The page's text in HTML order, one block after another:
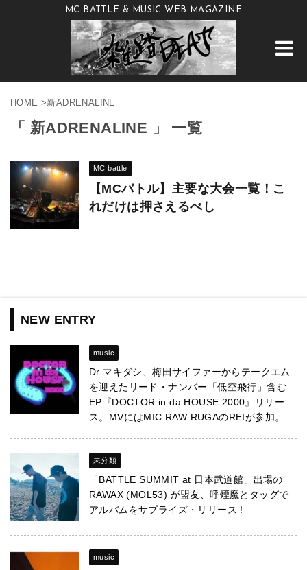
MC BATTLE & MUSIC WEB MAGAZINE
HOME >新ADRENALINE
「 新ADRENALINE 」 一覧
MC battle
【MCバトル】主要な大会一覧！こ
れだけは押さえるべし
NEW ENTRY
music
Dr マキダシ、梅田サイファーからテークエム
を迎えたリード・ナンバー「低空飛行」含む
EP『DOCTOR in da HOUSE 2000』リリー
ス。MVにはMIC RAW RUGAのREIが参加。
未分類
「BATTLE SUMMIT at 日本武道館」出場の
RAWAX (MOL53) が盟友、呼煙魔とタッグで
アルバムをサプライズ・リリース !
music